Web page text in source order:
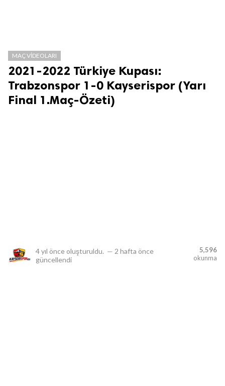
MAÇ VIDEOLARI
2021-2022 Türkiye Kupası:
Trabzonspor 1-0 Kayserispor (Yarı
Final 1.Maç-Özeti)
4 yıl önce oluşturuldu. — 2 hafta önce
güncellendi
5,596
okunma